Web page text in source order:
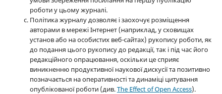
роботи у цьому журналі.
Політика журналу дозволяє і заохочує розміщення
авторами в мережі Інтернет (наприклад, у сховищах
установ або на особистих веб-сайтах) рукопису роботи, як
до подання цього рукопису до редакції, так і під час його
редакційного опрацювання, оскільки це сприяє
виникненню продуктивної наукової дискусії та позитивно
позначається на оперативності та динаміці цитування
опублікованої роботи (див.The Effect of Open Access).